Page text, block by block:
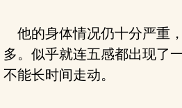
他的身体情况仍十分严重
多。似乎就连五感都出现了
不能长时间走动。